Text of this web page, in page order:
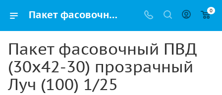
Пакет фасовочный ПВД (30х42-30) прозрачный Луч (100) 1/25 купить в Москве с доставкой оптом и в розницу 0
Пакет фасовочный ПВД
(30х42-30) прозрачный
Луч (100) 1/25